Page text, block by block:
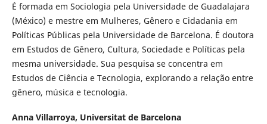
É formada em Sociologia pela Universidade de Guadalajara
(México) e mestre em Mulheres, Gênero e Cidadania em
Políticas Públicas pela Universidade de Barcelona. É doutora
em Estudos de Gênero, Cultura, Sociedade e Políticas pela
mesma universidade. Sua pesquisa se concentra em
Estudos de Ciência e Tecnologia, explorando a relação entre
gênero, música e tecnologia.
Anna Villarroya, Universitat de Barcelona